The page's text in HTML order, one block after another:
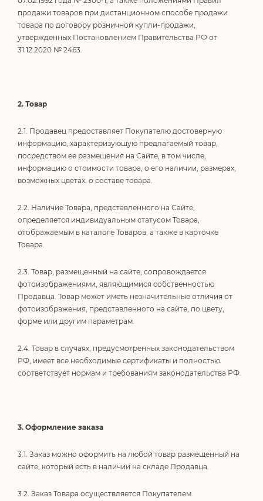
продажи товаров при дистанционном способе продажи
товара по договору розничной купли-продажи,
утвержденных Постановлением Правительства РФ от
31.12.2020 № 2463.
2. Товар
2.1. Продавец предоставляет Покупателю достоверную
информацию, характеризующую предлагаемый товар,
посредством ее размещения на Сайте, в том числе,
информацию о стоимости товара, о его наличии, размерах,
возможных цветах, о составе товара.
2.2. Наличие Товара, представленного на Сайте,
определяется индивидуальным статусом Товара,
отображаемым в каталоге Товаров, а также в карточке
Товара.
2.3. Товар, размещенный на сайте, сопровождается
фотоизображениями, являющимися собственностью
Продавца. Товар может иметь незначительные отличия от
фотоизображения, представленного на сайте, по цвету,
форме или другим параметрам.
2.4. Товар в случаях, предусмотренных законодательством
РФ, имеет все необходимые сертификаты и полностью
соответствует нормам и требованиям законодательства РФ.
3. Оформление заказа
3.1. Заказ можно оформить на любой товар размещенный на
сайте, который есть в наличии на складе Продавца.
3.2. Заказ Товара осуществляется Покупателем